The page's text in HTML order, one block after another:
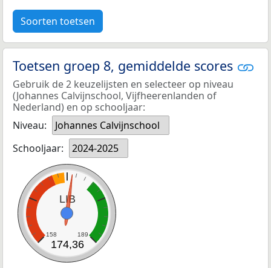
Soorten toetsen
Toetsen groep 8, gemiddelde scores
Gebruik de 2 keuzelijsten en selecteer op niveau
(Johannes Calvijnschool, Vijfheerenlanden of
Nederland) en op schooljaar:
Niveau:
Johannes Calvijnschool
Schooljaar:
2024-2025
LIB
158 189
174,36